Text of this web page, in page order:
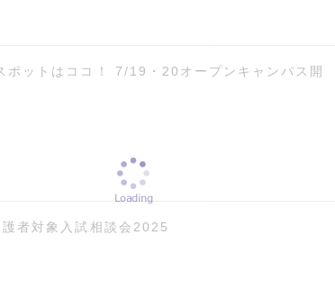
ポットはココ！ 7/19・20オープンキャンパス開
者対象入試相談会2025